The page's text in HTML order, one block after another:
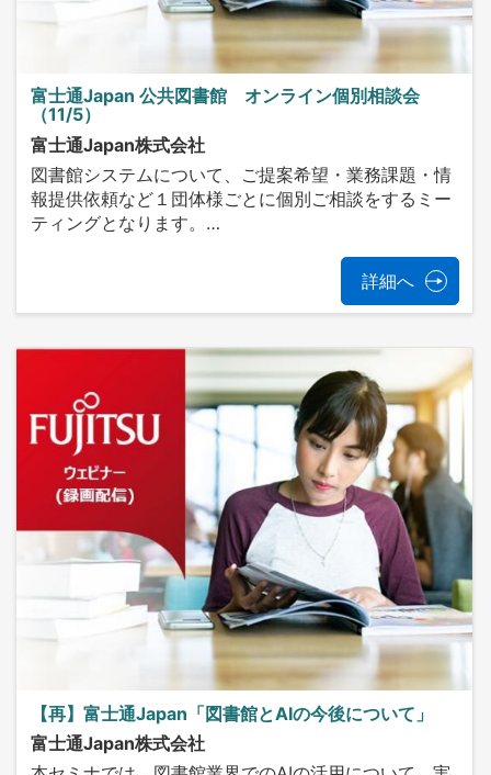
富士通Japan 公共図書館 オンライン個別相談会
（11/5）
富士通Japan株式会社
図書館システムについて、ご提案希望・業務課題・情
報提供依頼など１団体様ごとに個別ご相談をするミー
ティングとなります。…
詳細へ
【再】富士通Japan「図書館とAIの今後について」
富士通Japan株式会社